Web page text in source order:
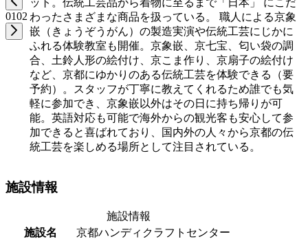
0102
ット。伝統工芸品から着物に至るまで「日本」 にこだ
わったさまざまな商品を扱っている。 職人による京象
嵌（きょうぞうがん）の製造実演や伝統工芸にじかに
ふれる体験教室も開催。京象嵌、京七宝、匂い袋の調
合、土鈴人形の絵付け、京こま作り、京扇子の絵付け
など、京都にゆかりのある伝統工芸を体験できる（要
予約）。スタッフが丁寧に教えてくれるため誰でも気
軽に参加でき、京象嵌以外はその日に持ち帰りが可
能。英語対応も可能で海外からの観光客も安心して参
加できると喜ばれており、国内外の人々から京都の伝
統工芸を楽しめる場所として注目されている。
施設情報
施設情報
施設名
京都ハンディクラフトセンター